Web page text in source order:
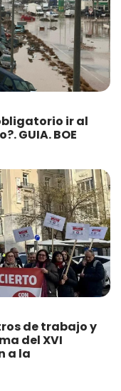
ir al
GUIA. BOE
de trabajo y
del XVI
a la